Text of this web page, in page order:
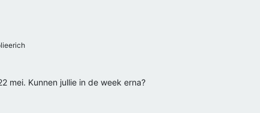
mei. Kunnen jullie in de week erna?